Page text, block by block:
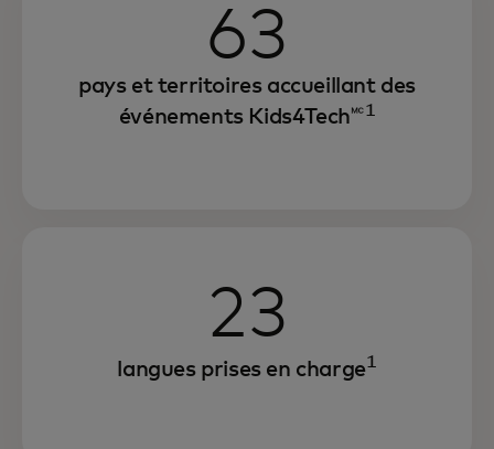
63
pays et territoires accueillant des
événements Kids4Tech🅪1
23
langues prises en charge1